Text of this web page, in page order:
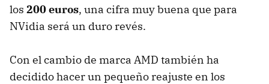
los 200 euros, una cifra muy buena que para
NVidia será un duro revés.
Con el cambio de marca AMD también ha
decidido hacer un pequeño reajuste en los